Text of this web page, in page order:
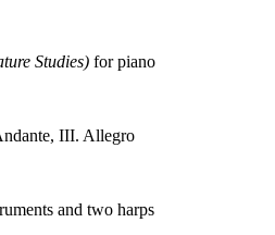
Studies) for piano
III. Allegro
and two harps